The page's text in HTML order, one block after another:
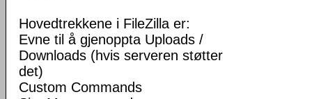
Hovedtrekkene i FileZilla er:
Evne til å gjenoppta Uploads /
Downloads (hvis serveren støtter
det)
Custom Commands